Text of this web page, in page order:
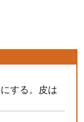
する。皮は